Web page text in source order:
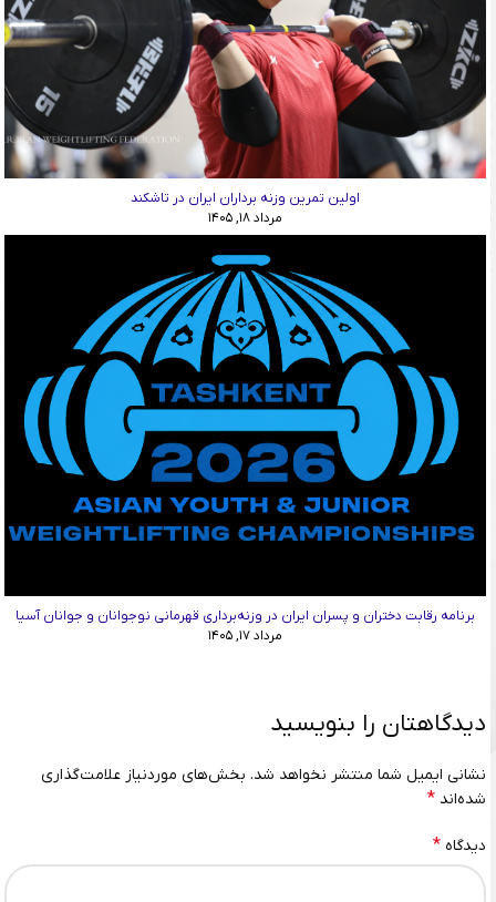
اولین تمرین وزنه برداران ایران در تاشکند
مرداد ۱۸, ۱۴۰۵
برنامه رقابت دختران و پسران ایران در وزنه‌برداری قهرمانی نوجوانان و جوانان آسیا
مرداد ۱۷, ۱۴۰۵
دیدگاهتان را بنویسید
نشانی ایمیل شما منتشر نخواهد شد. بخش‌های موردنیاز علامت‌گذاری
شده‌اند *
دیدگاه *